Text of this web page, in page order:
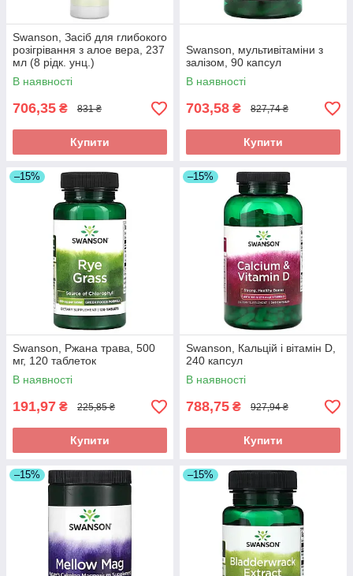
Swanson, Засіб для глибокого
розігрівання з алое вера, 237
мл (8 рідк. унц.)
В наявності
706,35 ₴ 831 ₴
Купити
Swanson, мультивітаміни з
залізом, 90 капсул
В наявності
703,58 ₴ 827,74 ₴
Купити
–15%
Swanson, Ржана трава, 500
мг, 120 таблеток
В наявності
191,97 ₴ 225,85 ₴
Купити
–15%
Swanson, Кальцій і вітамін D,
240 капсул
В наявності
788,75 ₴ 927,94 ₴
Купити
–15% –15%